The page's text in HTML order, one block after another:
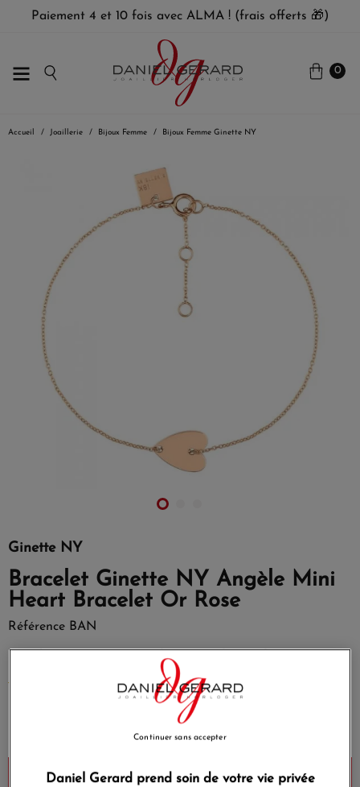
Paiement 4 et 10 fois avec ALMA ! (frais offerts 🎁)
0
Accueil Joaillerie Bijoux Femme Bijoux Femme Ginette NY
Ginette NY
Bracelet Ginette NY Angèle Mini
Heart Bracelet Or Rose
Référence BAN
bracelet or rose 18 carats dimension du motif : 10 mm
Payez seulement 131,25 € aujourd'hui
Ajouter au panier
Daniel Gerard prend soin de votre vie privée
Continuer sans accepter